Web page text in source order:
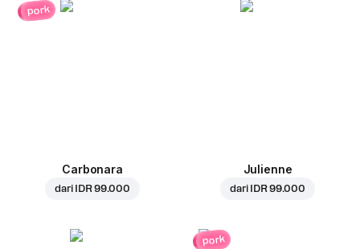
pork
Carbonara
dari IDR 99.000
Julienne
dari IDR 99.000
pork